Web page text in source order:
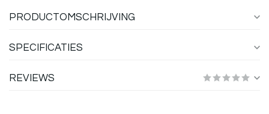
PRODUCTOMSCHRIJVING
SPECIFICATIES
REVIEWS